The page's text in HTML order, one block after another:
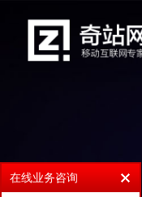
在线业务咨询